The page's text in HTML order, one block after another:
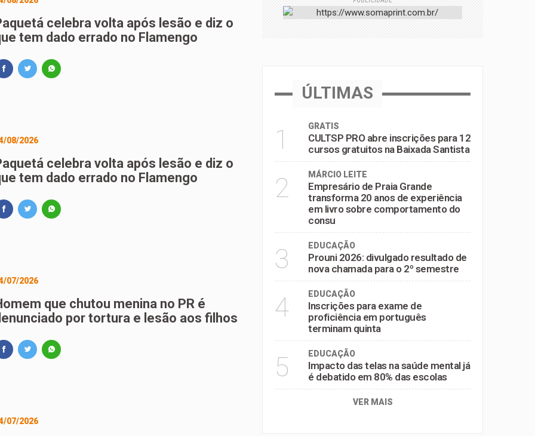
transforma 20 anos de experiência em livro sobre comportamento do consumidor
resultado de nova chamada para o 2º semestre
celebra volta após lesão e diz o
tem dado errado no Flamengo
08/2026
celebra volta após lesão e diz o
tem dado errado no Flamengo
07/2026
que chutou menina no PR é
por tortura e lesão aos filhos
07/2026
ÚLTIMAS
1 GRATIS
CULTSP PRO abre inscrições para 12
cursos gratuitos na Baixada Santista
2 MÁRCIO LEITE
Empresário de Praia Grande
transforma 20 anos de experiência
em livro sobre comportamento do
consu
3 EDUCAÇÃO
Prouni 2026: divulgado resultado de
nova chamada para o 2º semestre
4 EDUCAÇÃO
Inscrições para exame de
proficiência em português
terminam quinta
5 EDUCAÇÃO
Impacto das telas na saúde mental já
é debatido em 80% das escolas
VER MAIS